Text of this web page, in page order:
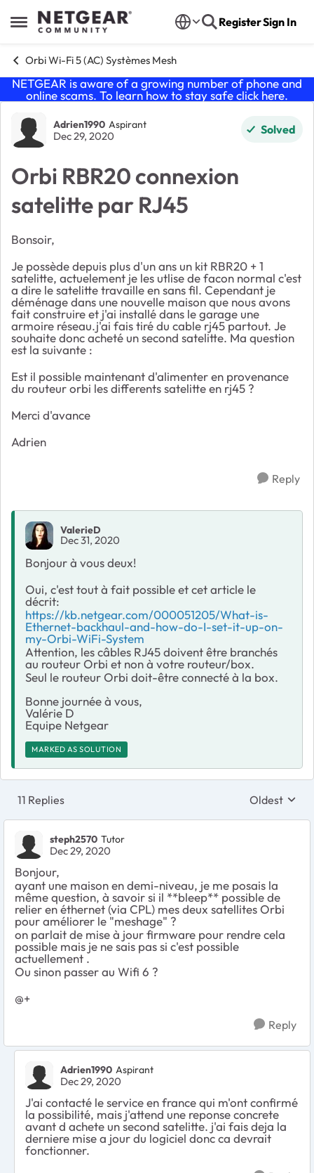
Open Side Menu
Skip to content RegisterSign In
Orbi Wi-Fi 5 (AC) Systèmes Mesh
NETGEAR is aware of a growing number of phone and
online scams. To learn how to stay safe click here.
Forum Discussion
Adrien1990 Aspirant
Dec 29, 2020 Solved
Orbi RBR20 connexion
satelitte par RJ45
Bonsoir,
Je possède depuis plus d'un ans un kit RBR20 + 1
satelitte, actuelement je les utlise de facon normal c'est
a dire le satelitte travaille en sans fil. Cependant je
déménage dans une nouvelle maison que nous avons
fait construire et j'ai installé dans le garage une
armoire réseau.j'ai fais tiré du cable rj45 partout. Je
souhaite donc acheté un second satelitte. Ma question
est la suivante :
Est il possible maintenant d'alimenter en provenance
du routeur orbi les differents satelitte en rj45 ?
Merci d'avance
Adrien
Reply
ValerieD
Dec 31, 2020
Bonjour à vous deux!
Oui, c'est tout à fait possible et cet article le
décrit:
https://kb.netgear.com/000051205/What-is-
Ethernet-backhaul-and-how-do-I-set-it-up-on-
my-Orbi-WiFi-System
Attention, les câbles RJ45 doivent être branchés
au routeur Orbi et non à votre routeur/box.
Seul le routeur Orbi doit-être connecté à la box.
Bonne journée à vous,
Valérie D
Equipe Netgear
MARKED AS SOLUTION
11 Replies Replies
Oldest
steph2570 Tutor
Dec 29, 2020
Bonjour,
ayant une maison en demi-niveau, je me posais la
même question, à savoir si il **bleep** possible de
relier en éthernet (via CPL) mes deux satellites Orbi
pour améliorer le "meshage" ?
on parlait de mise à jour firmware pour rendre cela
possible mais je ne sais pas si c'est possible
actuellement .
Ou sinon passer au Wifi 6 ?
@+
Reply
Adrien1990 Aspirant
Dec 29, 2020
J'ai contacté le service en france qui m'ont confirmé
la possibilité, mais j'attend une reponse concrete
avant d achete un second satelitte. j'ai fais deja la
derniere mise a jour du logiciel donc ca devrait
fonctionner.